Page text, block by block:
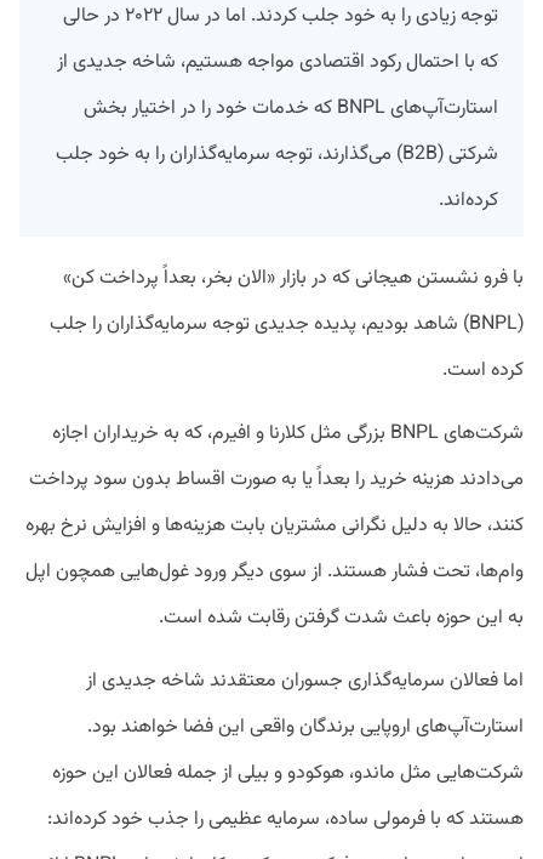
توجه زیادی را به خود جلب کردند. اما در سال ۲۰۲۲ در حالی
که با احتمال رکود اقتصادی مواجه هستیم، شاخه جدیدی از
استارت‌آپ‌های BNPL که خدمات خود را در اختیار بخش
شرکتی (B2B) می‌گذارند، توجه سرمایه‌گذاران را به خود جلب
کرده‌اند.
با فرو نشستن هیجانی که در بازار «الان بخر، بعداً پرداخت کن»
(BNPL) شاهد بودیم، پدیده جدیدی توجه سرمایه‌گذاران را جلب
کرده است.
شرکت‌های BNPL بزرگی مثل کلارنا و افیرم، که به خریداران اجازه
می‌دادند هزینه خرید را بعداً یا به صورت اقساط بدون سود پرداخت
کنند، حالا به دلیل نگرانی مشتریان بابت هزینه‌ها و افزایش نرخ بهره
وام‌ها، تحت فشار هستند. از سوی دیگر ورود غول‌هایی همچون اپل
به این حوزه باعث شدت گرفتن رقابت شده است.
اما فعالان سرمایه‌گذاری جسوران معتقدند شاخه جدیدی از
استارت‌آپ‌های اروپایی برندگان واقعی این فضا خواهند بود.
شرکت‌هایی مثل ماندو، هوکودو و بیلی از جمله فعالان این حوزه
هستند که با فرمولی ساده، سرمایه عظیمی را جذب خود کرده‌اند: